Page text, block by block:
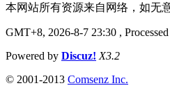
本网站所有资源来自网络，如无
GMT+8, 2026-8-7 23:30 ,
Powered by Discuz! X3.2
© 2001-2013 Comsenz Inc.